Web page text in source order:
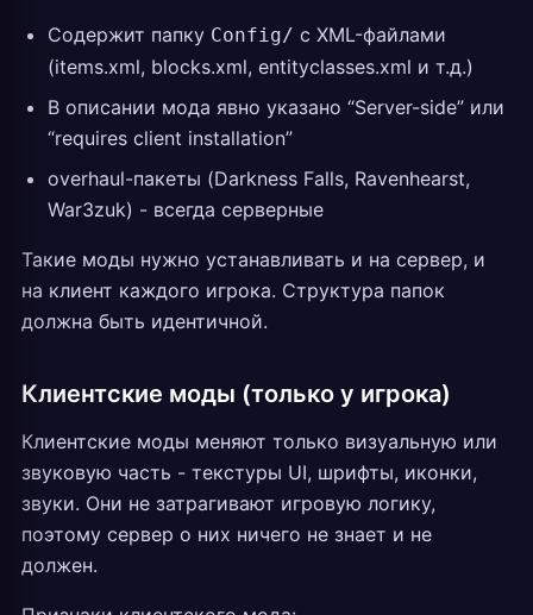
Содержит папку Config/ с XML-файлами
(items.xml, blocks.xml, entityclasses.xml и т.д.)
В описании мода явно указано “Server-side” или
“requires client installation”
overhaul-пакеты (Darkness Falls, Ravenhearst,
War3zuk) - всегда серверные
Такие моды нужно устанавливать и на сервер, и
на клиент каждого игрока. Структура папок
должна быть идентичной.
Клиентские моды (только у игрока)
Клиентские моды меняют только визуальную или
звуковую часть - текстуры UI, шрифты, иконки,
звуки. Они не затрагивают игровую логику,
поэтому сервер о них ничего не знает и не
должен.